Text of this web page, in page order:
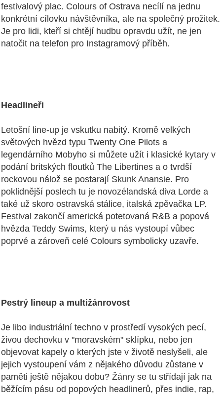
festivalový plac. Colours of Ostrava necílí na jednu
konkrétní cílovku návštěvníka, ale na společný prožitek.
Je pro lidi, kteří si chtějí hudbu opravdu užít, ne jen
natočit na telefon pro Instagramový příběh.
Headlineři
Letošní line‑up je vskutku nabitý. Kromě velkých
světových hvězd typu Twenty One Pilots a
legendárního Mobyho si můžete užít i klasické kytary v
podání britských floutků The Libertines a o tvrdší
rockovou nálož se postarají Skunk Anansie. Pro
poklidnější poslech tu je novozélandská diva Lorde a
také už skoro ostravská stálice, italská zpěvačka LP.
Festival zakončí americká potetovaná R&B a popová
hvězda Teddy Swims, který u nás vystoupí vůbec
poprvé a zároveň celé Colours symbolicky uzavře.
Pestrý lineup a multižánrovost
Je libo industriální techno v prostředí vysokých pecí,
živou dechovku v "moravském" sklípku, nebo jen
objevovat kapely o kterých jste v životě neslyšeli, ale
jejich vystoupení vám z nějakého důvodu zůstane v
paměti ještě nějakou dobu? Žánry se tu střídají jak na
běžícím pásu od popových headlinerů, přes indie, rap,